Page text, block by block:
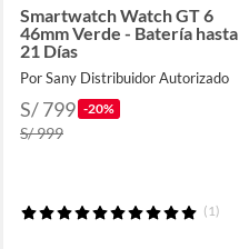
Smartwatch Watch GT 6
46mm Verde - Batería hasta
21 Días
Por Sany Distribuidor Autorizado
S/ 799 -20%
S/ 999
(1)